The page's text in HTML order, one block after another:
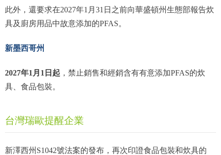
此外，還要求在2027年1月31日之前向華盛頓州生態部報告炊
具及廚房用品中故意添加的PFAS。
新墨西哥州
2027年1月1日起 ，禁止銷售和經銷含有有意添加PFAS的炊
具、食品包裝。
台灣瑞歐提醒企業
新澤西州S1042號法案的發布，再次印證食品包裝和炊具的